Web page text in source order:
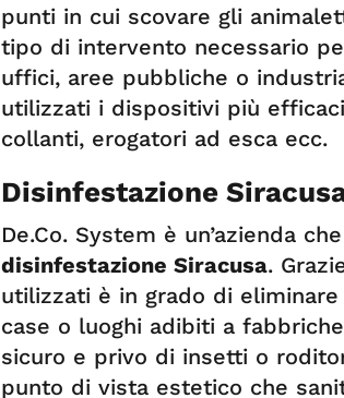
punti in cui scovare gli
tipo di intervento necessario
uffici, aree pubbliche o
utilizzati i dispositivi più
collanti, erogatori ad esca ecc.
Disinfestazione
De.Co. System è un’azienda
disinfestazione Siracusa.
utilizzati è in grado di
case o luoghi adibiti a
sicuro e privo di insetti o
punto di vista estetico che